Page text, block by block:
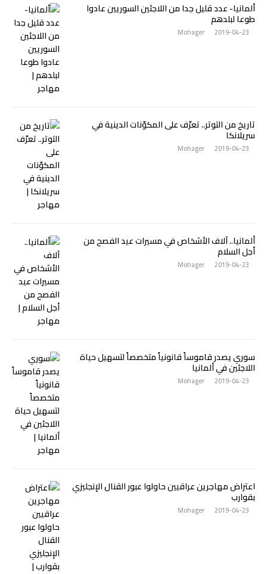
ألمانيا- عدد قليل جدا من اللاجئين السوريين عادوا
طوعا لبلدهم
2019-04-23
Mohager
تاريخ من التوتر.. تعرّف على المكوّنات الدينية في
سريلانكا
2019-04-23
Mohager
ألمانيا.. آلاف الأشخاص في مسيرات عيد الفصح من
أجل السلام
2019-04-23
Mohager
سوري يصدر قاموساً قانونياً متخصصاً لتسهيل حياة
اللاجئين في ألمانيا
2019-04-23
Mohager
اعتراض مهاجرين عراقيين حاولوا عبور القنال الإنجليزي
بقوارب
2019-04-23
Mohager